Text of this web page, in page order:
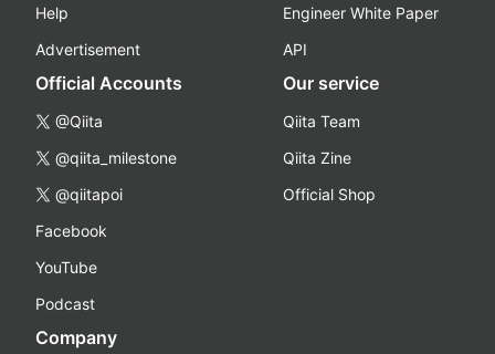
Help
Advertisement
Engineer White Paper
API
Official Accounts
@Qiita
@qiita_milestone
@qiitapoi
Facebook
YouTube
Podcast
Our service
Qiita Team
Qiita Zine
Official Shop
Company